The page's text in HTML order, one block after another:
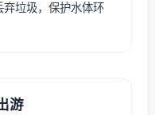
垃圾，保护水体环
游